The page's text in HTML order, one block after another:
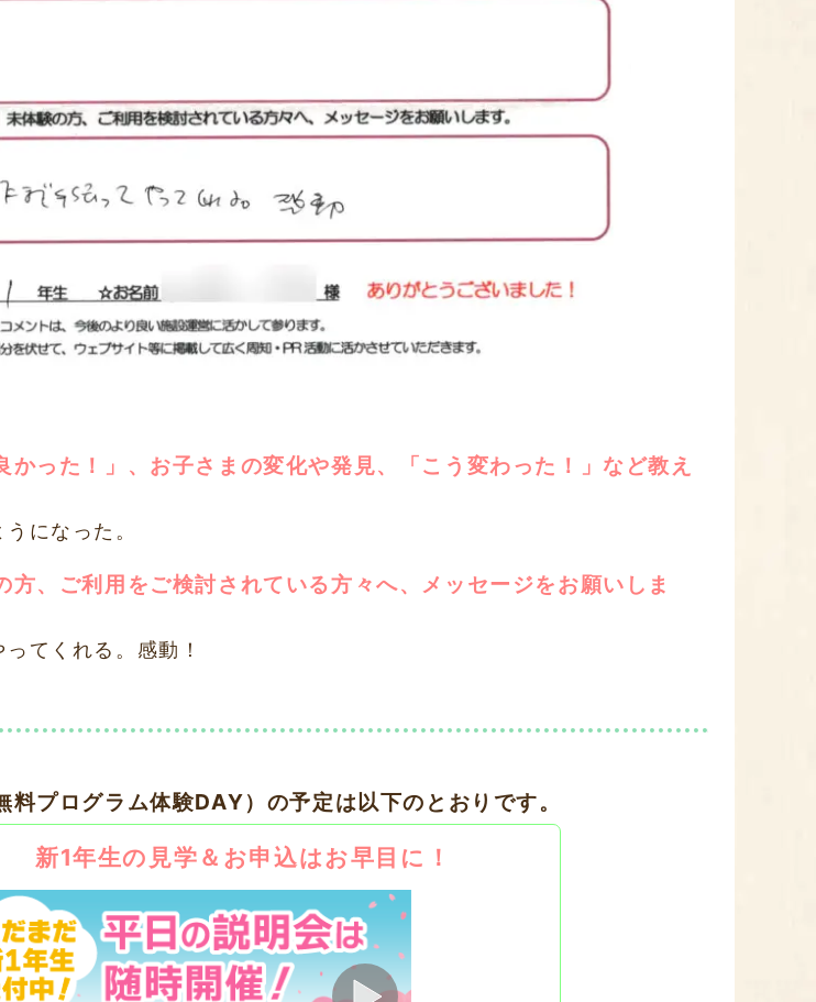
かった！」、お子さまの変化や発見、「こう変わった！」など教え
になった。
方、ご利用をご検討されている方々へ、メッセージをお願いしま
てくれる。感動！
料プログラム体験DAY）の予定は以下のとおりです。
新1年生の見学＆お申込はお早目に！